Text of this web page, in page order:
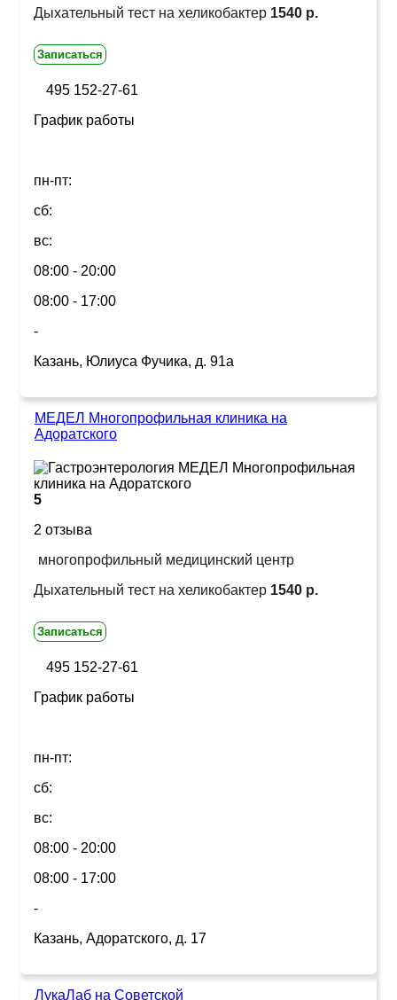
Дыхательный тест на хеликобактер 1540 р.
Записаться
495 152-27-61
График работы
пн-пт:
сб:
вс:
08:00 - 20:00
08:00 - 17:00
-
Казань, Юлиуса Фучика, д. 91а
МЕДЕЛ Многопрофильная клиника на
Адоратского
5
2 отзыва
многопрофильный медицинский центр
Дыхательный тест на хеликобактер 1540 р.
Записаться
495 152-27-61
График работы
пн-пт:
сб:
вс:
08:00 - 20:00
08:00 - 17:00
-
Казань, Адоратского, д. 17
ЛукаЛаб на Советской